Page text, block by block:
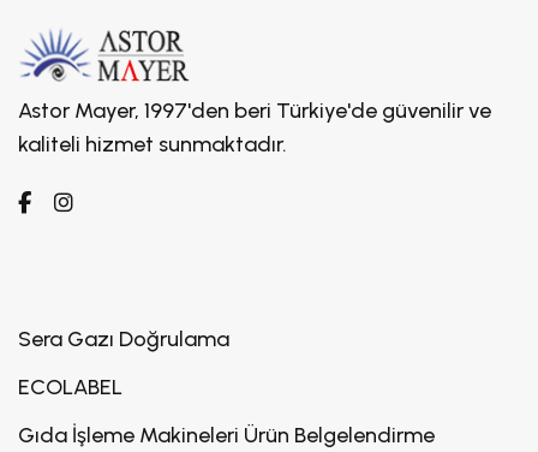
Astor Mayer, 1997'den beri Türkiye'de güvenilir ve
kaliteli hizmet sunmaktadır.
Sera Gazı Doğrulama
ECOLABEL
Gıda İşleme Makineleri Ürün Belgelendirme